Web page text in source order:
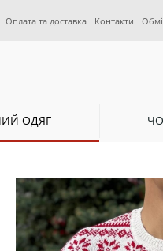
Оплата та доставка Контакти
ОДЯГ